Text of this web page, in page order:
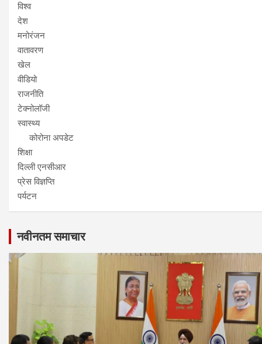
विश्व
देश
मनोरंजन
वातावरण
खेल
वीडियो
राजनीति
टेक्नोलॉजी
स्वास्थ्य
कोरोना अपडेट
शिक्षा
दिल्ली एनसीआर
प्रेस विज्ञप्ति
पर्यटन
नवीनतम समाचार